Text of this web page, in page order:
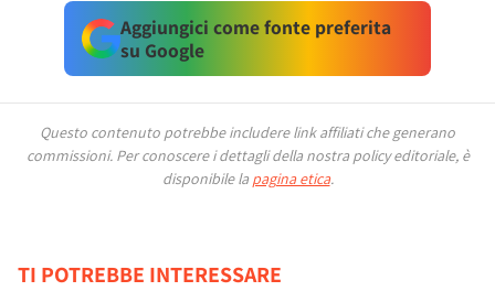
Aggiungici come fonte preferita
su Google
Questo contenuto potrebbe includere link affiliati che generano
commissioni. Per conoscere i dettagli della nostra policy editoriale, è
disponibile la pagina etica.
TI POTREBBE INTERESSARE